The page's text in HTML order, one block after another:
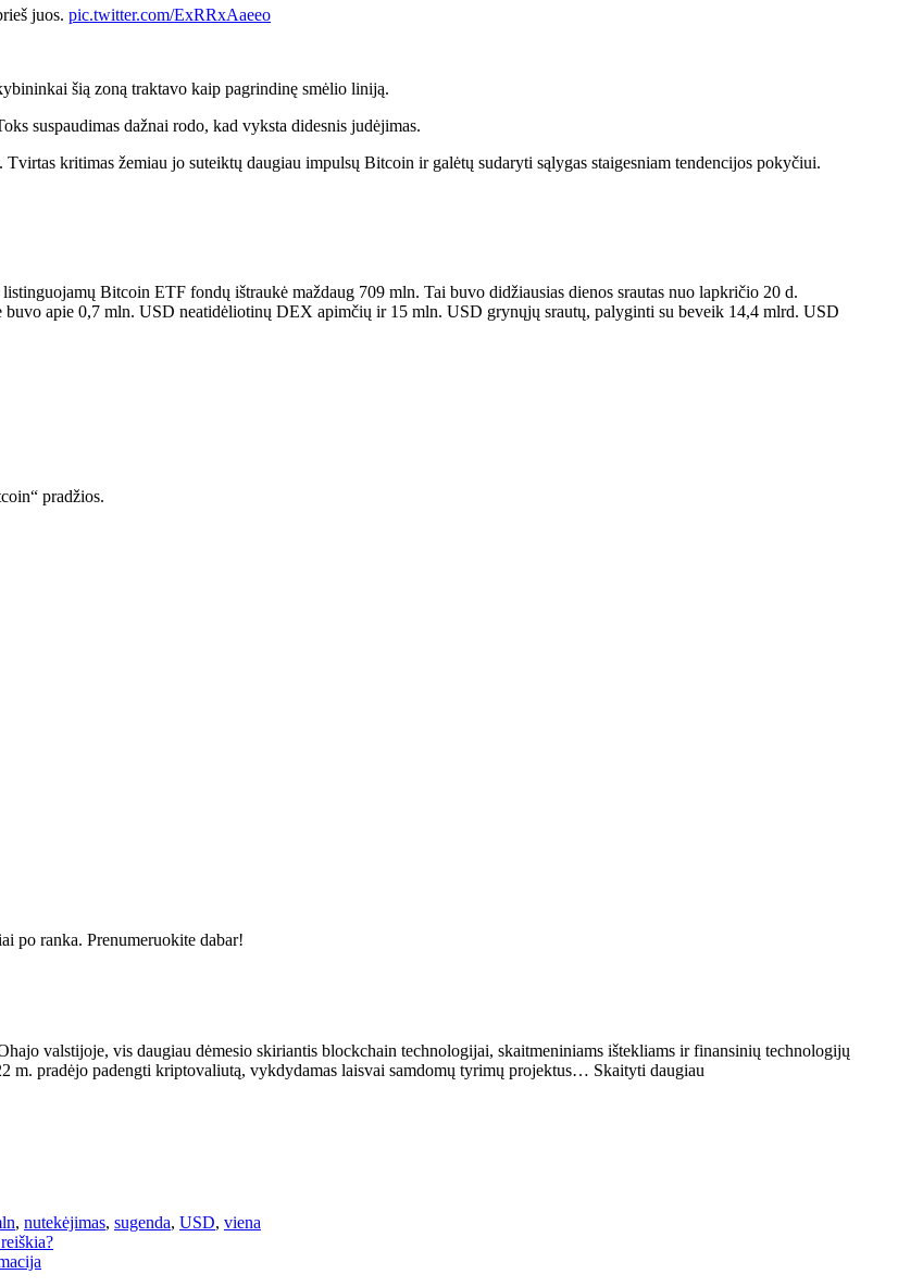
juos. pic.twitter.com/ExRRxAaeeo
šią zoną traktavo kaip pagrindinę smėlio liniją.
suspaudimas dažnai rodo, kad vyksta didesnis judėjimas.
kritimas žemiau jo suteiktų daugiau impulsų Bitcoin ir galėtų sudaryti sąlygas staigesniam tendencijos pokyčiui.
Bitcoin ETF fondų ištraukė maždaug 709 mln. Tai buvo didžiausias dienos srautas nuo lapkričio 20 d.
apie 0,7 mln. USD neatidėliotinų DEX apimčių ir 15 mln. USD grynųjų srautų, palyginti su beveik 14,4 mlrd. USD
pradžios.
po ranka. Prenumeruokite dabar!
valstijoje, vis daugiau dėmesio skiriantis blockchain technologijai, skaitmeniniams ištekliams ir finansinių technologijų
m. pradėjo padengti kriptovaliutą, vykdydamas laisvai samdomų tyrimų projektus… Skaityti daugiau
, nutekėjimas, sugenda, USD, viena